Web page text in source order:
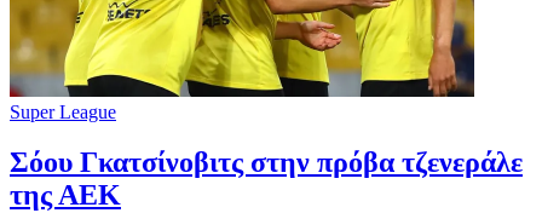
Super League
Σόου Γκατσίνοβιτς στην πρόβα τζενεράλε
της ΑΕΚ